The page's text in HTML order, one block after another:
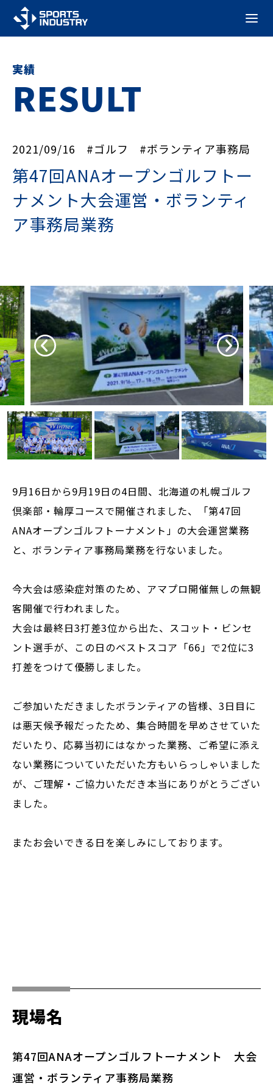
実績
RESULT
2021/09/16 #ゴルフ #ボランティア事務局
第47回ANAオープンゴルフトー
ナメント大会運営・ボランティ
ア事務局業務
9月16日から9月19日の4日間、北海道の札幌ゴルフ
倶楽部・輪厚コースで開催されました、「第47回
ANAオープンゴルフトーナメント」の大会運営業務
と、ボランティア事務局業務を行ないました。
今大会は感染症対策のため、アマプロ開催無しの無観
客開催で行われました。
大会は最終日3打差3位から出た、スコット・ビンセ
ント選手が、この日のベストスコア「66」で2位に3
打差をつけて優勝しました。
ご参加いただきましたボランティアの皆様、3日目に
は悪天候予報だったため、集合時間を早めさせていた
だいたり、応募当初にはなかった業務、ご希望に添え
ない業務についていただいた方もいらっしゃいました
が、ご理解・ご協力いただき本当にありがとうござい
ました。
またお会いできる日を楽しみにしております。
現場名
第47回ANAオープンゴルフトーナメント 大会
運営・ボランティア事務局業務